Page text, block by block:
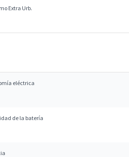
Extra Urb.
eléctrica
de la batería